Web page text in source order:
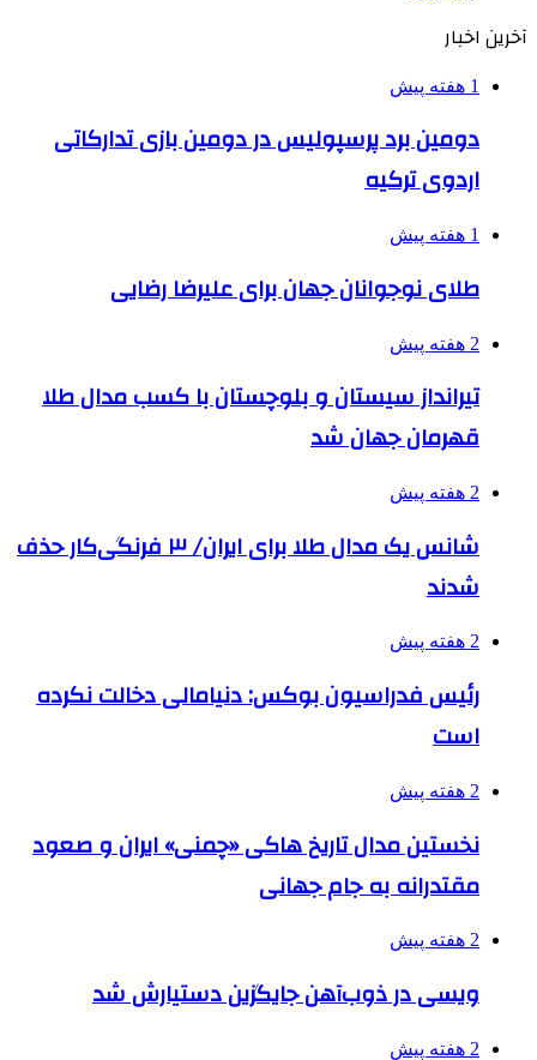
آخرین اخبار
1 هفته پیش
دومین برد پرسپولیس در دومین بازی تدارکاتی
اردوی ترکیه
1 هفته پیش
طلای نوجوانان جهان برای علیرضا رضایی
2 هفته پیش
تیرانداز سیستان و بلوچستان با کسب مدال طلا
قهرمان جهان شد
2 هفته پیش
شانس یک مدال طلا برای ایران/ ۳ فرنگی‌کار حذف
شدند
2 هفته پیش
رئیس فدراسیون بوکس: دنیامالی دخالت نکرده
است
2 هفته پیش
نخستین مدال تاریخ هاکی «چمنی» ایران و صعود
مقتدرانه به جام جهانی
2 هفته پیش
ویسی در ذوب‌آهن جایگزین دستیارش شد
2 هفته پیش